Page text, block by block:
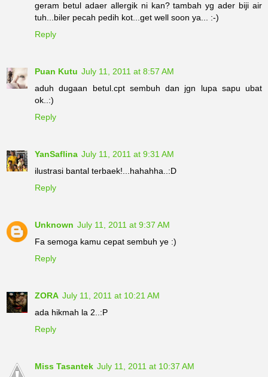
geram betul adaer allergik ni kan? tambah yg ader biji air
tuh...biler pecah pedih kot...get well soon ya... :-)
Reply
Puan Kutu July 11, 2011 at 8:57 AM
aduh dugaan betul.cpt sembuh dan jgn lupa sapu ubat
ok..:)
Reply
YanSaflina July 11, 2011 at 9:31 AM
ilustrasi bantal terbaek!...hahahha..:D
Reply
Unknown July 11, 2011 at 9:37 AM
Fa semoga kamu cepat sembuh ye :)
Reply
ZORA July 11, 2011 at 10:21 AM
ada hikmah la 2..:P
Reply
Miss Tasantek July 11, 2011 at 10:37 AM